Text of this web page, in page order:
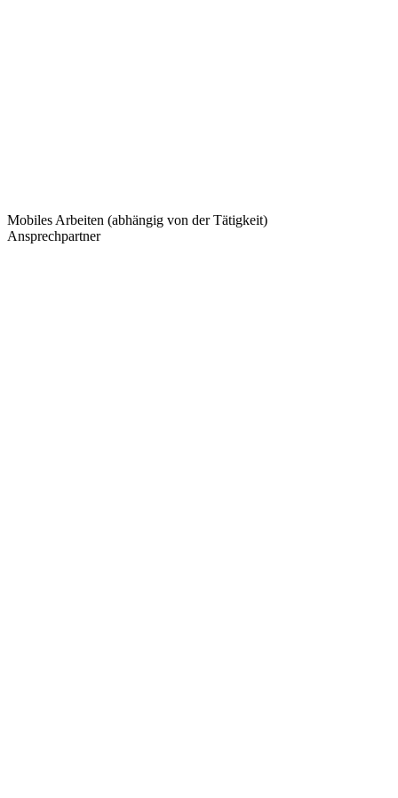
Mobiles Arbeiten (abhängig von der Tätigkeit)
Ansprechpartner